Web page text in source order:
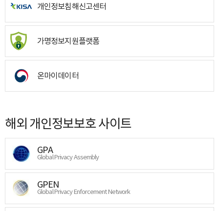
개인정보침해신고센터
가명정보지원플랫폼
온마이데이터
해외 개인정보보호 사이트
GPA
Global Privacy Assembly
GPEN
Global Privacy Enforcement Network